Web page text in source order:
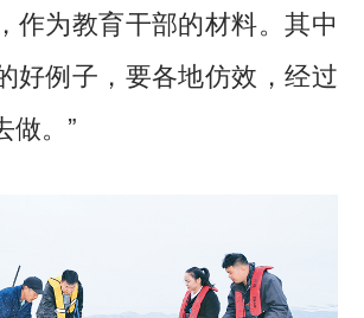
作为教育干部的材料。其中
好例子，要各地仿效，经过
做。”